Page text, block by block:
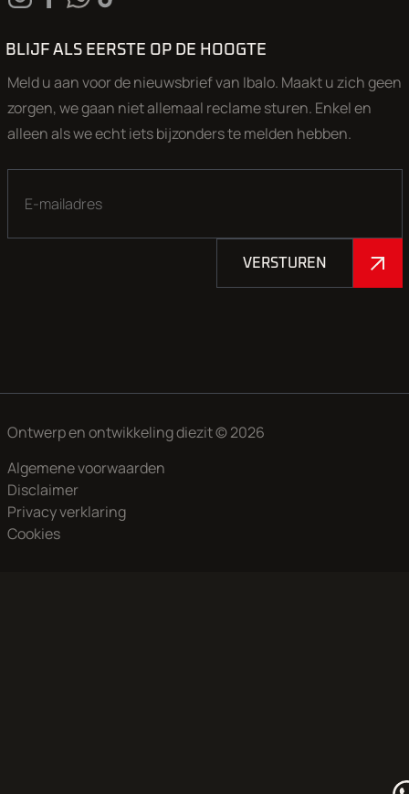
BLIJF ALS EERSTE OP DE HOOGTE
Meld u aan voor de nieuwsbrief van Ibalo. Maakt u zich geen
zorgen, we gaan niet allemaal reclame sturen. Enkel en
alleen als we echt iets bijzonders te melden hebben.
VERSTUREN
Ontwerp en ontwikkelingdiezit© 2026
Algemene voorwaarden
Disclaimer
Privacy verklaring
Cookies